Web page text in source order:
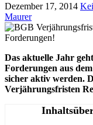
Dezember 17, 2014
Maurer
Das aktuelle Jahr
Forderungen aus
sicher aktiv werden.
Verjährungsfristen